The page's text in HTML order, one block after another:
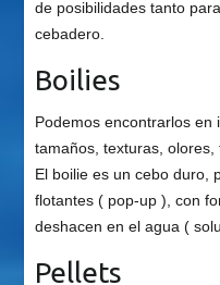
de posibilidades tanto
cebadero.
Boilies
Podemos encontrarlos en
tamaños, texturas,
El boilie es un cebo duro,
flotantes ( pop-up ), con
deshacen en el agua (
Pellets